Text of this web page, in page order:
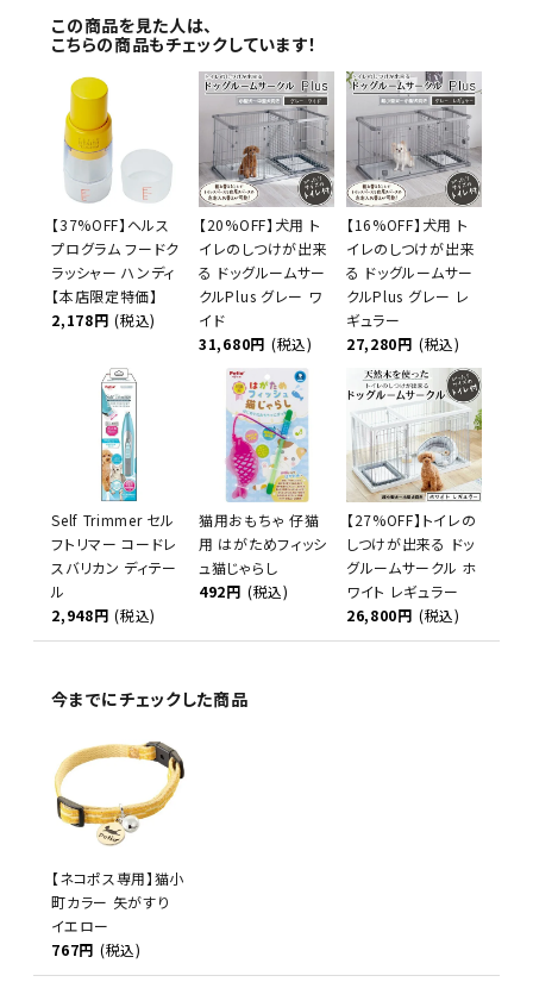
この商品を見た人は、
こちらの商品もチェックしています！
【37%OFF】ヘルス
プログラム フードク
ラッシャー ハンディ
【本店限定特価】
2,178円 (税込)
【20%OFF】犬用 ト
イレのしつけが出来
る ドッグルームサー
クルPlus グレー ワ
イド
31,680円 (税込)
【16%OFF】犬用 ト
イレのしつけが出来
る ドッグルームサー
クルPlus グレー レ
ギュラー
27,280円 (税込)
Self Trimmer セル
フトリマー コードレ
スバリカン ディテー
ル
2,948円 (税込)
猫用おもちゃ 仔猫
用 はがためフィッシ
ュ猫じゃらし
492円 (税込)
【27%OFF】トイレの
しつけが出来る ドッ
グルームサークル ホ
ワイト レギュラー
26,800円 (税込)
今までにチェックした商品
【ネコポス専用】猫小
町カラー 矢がすり
イエロー
767円 (税込)